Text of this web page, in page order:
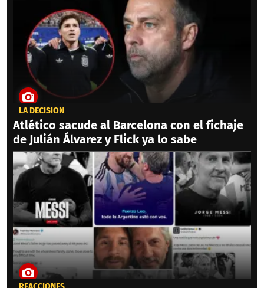
LA DECISIÓN
Atlético sacude al Barcelona con el fichaje
de Julián Álvarez y Flick ya lo sabe